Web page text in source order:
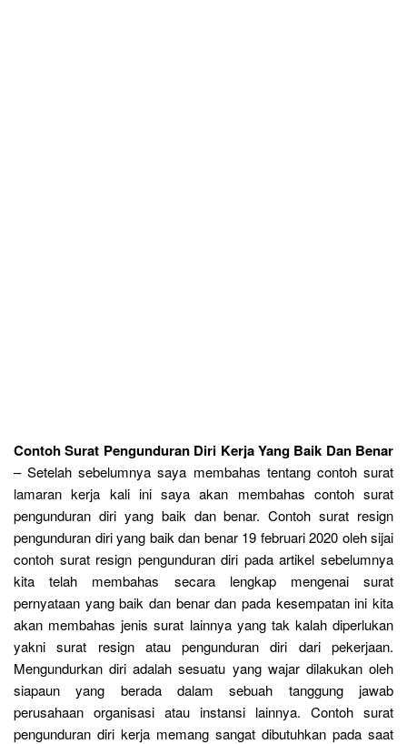
Contoh Surat Pengunduran Diri Kerja Yang Baik Dan Benar
– Setelah sebelumnya saya membahas tentang contoh surat
lamaran kerja kali ini saya akan membahas contoh surat
pengunduran diri yang baik dan benar. Contoh surat resign
pengunduran diri yang baik dan benar 19 februari 2020 oleh sijai
contoh surat resign pengunduran diri pada artikel sebelumnya
kita telah membahas secara lengkap mengenai surat
pernyataan yang baik dan benar dan pada kesempatan ini kita
akan membahas jenis surat lainnya yang tak kalah diperlukan
yakni surat resign atau pengunduran diri dari pekerjaan.
Mengundurkan diri adalah sesuatu yang wajar dilakukan oleh
siapaun yang berada dalam sebuah tanggung jawab
perusahaan organisasi atau instansi lainnya. Contoh surat
pengunduran diri kerja memang sangat dibutuhkan pada saat